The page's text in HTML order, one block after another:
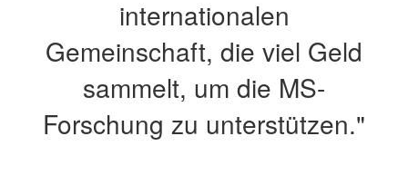
internationalen
Gemeinschaft, die viel Geld
sammelt, um die MS-
Forschung zu unterstützen."